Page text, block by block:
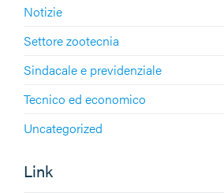
Notizie
Settore zootecnia
Sindacale e previdenziale
Tecnico ed economico
Uncategorized
Link